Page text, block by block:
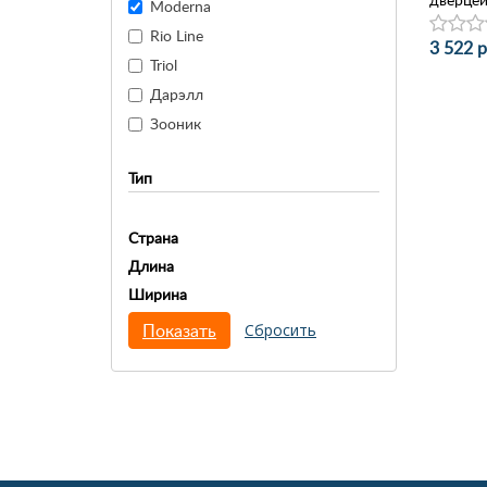
Moderna
Rio Line
Triol
Дарэлл
Зооник
Тип
Страна
Длина
Ширина
Показать Сбросить
3 522